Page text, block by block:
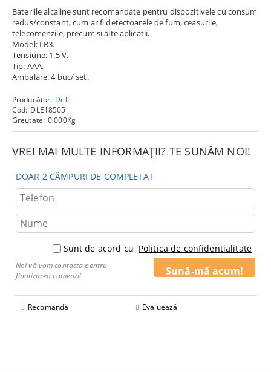
Bateriile alcaline sunt recomandate pentru dispozitivele cu consum
redus/constant, cum ar fi detectoarele de fum, ceasurile,
telecomenzile, precum si alte aplicatii.
Model: LR3.
Tensiune: 1.5 V.
Tip: AAA.
Ambalare: 4 buc/ set.
Producător: Deli
Cod: DLE18505
Greutate: 0.000Kg
VREI MAI MULTE INFORMAȚII? TE SUNĂM NOI!
DOAR 2 CÂMPURI DE COMPLETAT
Sunt de acord cu Politica de confidentialitate
Noi vă vom contacta pentru
finalizarea comenzii.
Recomandă Evaluează